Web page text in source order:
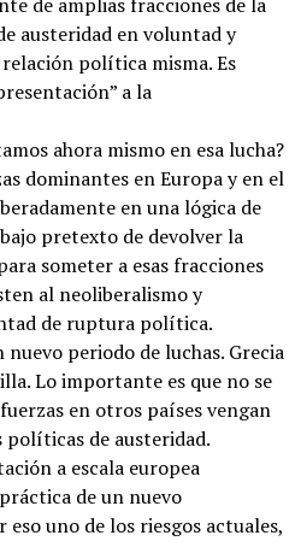
austeridad en voluntad y
política misma. Es
a la
ahora mismo en esa lucha?
dominantes en Europa y en el
en una lógica de
pretexto de devolver la
someter a esas fracciones
al neoliberalismo y
de ruptura política.
periodo de luchas. Grecia
Lo importante es que no se
en otros países vengan
políticas de austeridad.
a escala europea
de un nuevo
uno de los riesgos actuales,